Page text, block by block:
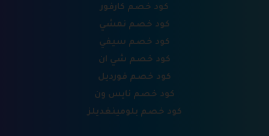
كود خصم كارفور
كود خصم نمشي
كود خصم سيفي
كود خصم شي ان
كود خصم فورديل
كود خصم نايس ون
كود خصم بلومينغديلز